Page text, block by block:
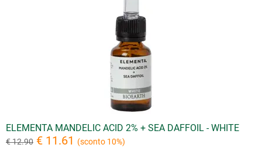
ELEMENTA MANDELIC ACID 2% + SEA DAFFOIL - WHITE
€ 12.90 € 11.61 (sconto 10%)